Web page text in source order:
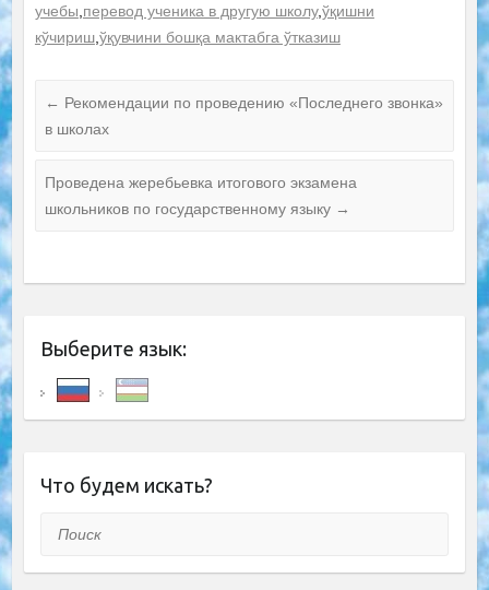
учебы перевод ученика в другую школу,ўқишни
кўчириш, ўқувчини бошқа мактабга ўтказиш
← Рекомендации по проведению «Последнего звонка»
в школах
Проведена жеребьевка итогового экзамена
школьников по государственному языку →
Выберите язык:
Что будем искать?
Поиск